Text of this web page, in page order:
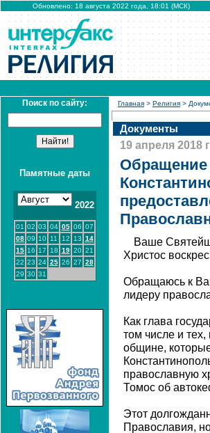
Обновлено: 18 августа 2022 года, 18:01 (МСК)
Поиск по сайту:
Памятные даты
2022
01 02 03 04 05 06 07
08 09 10 11 12 13 14
15 16 17 18 19 20 21
22 23 24 25 26 27 28
29 30 31
Главная > Религия >
Документы
19 апреля 2018
Обращение
Ваше
Христос
Обращаюсь к
лидеру
Как глава
том числе и тех,
общине,
православную
Томос об
Этот
Православия,